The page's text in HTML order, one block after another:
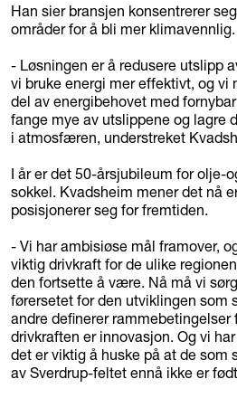
Han sier bransjen konsentrerer
områder for å bli mer klimavennlig.
- Løsningen er å redusere utslipp
vi bruke energi mer effektivt, og vi
del av energibehovet med
fange mye av utslippene og lagre
i atmosfæren, understreket
I år er det 50-årsjubileum for olje-
sokkel. Kvadsheim mener det nå
posisjonerer seg for fremtiden.
- Vi har ambisiøse mål framover,
viktig drivkraft for de ulike
den fortsette å være. Nå må vi
førersetet for den utviklingen som
andre definerer rammebetingelser
drivkraften er innovasjon. Og vi
det er viktig å huske på at de som
av Sverdrup-feltet ennå ikke er